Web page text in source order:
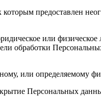
предоставлен
или физическое
обработки
или определяемому
Персональных